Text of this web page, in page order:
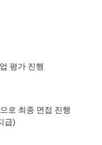
평가 진행
로 최종 면접 진행
급)